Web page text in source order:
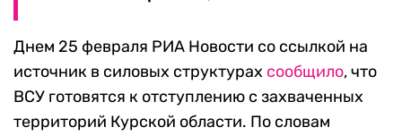
Днем 25 февраля РИА Новости со ссылкой на
источник в силовых структурах сообщило, что
ВСУ готовятся к отступлению с захваченных
территорий Курской области. По словам